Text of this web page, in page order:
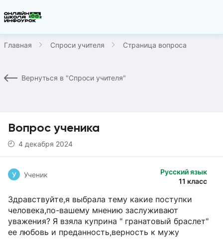
Главная Спроси учителя Страница вопроса
Вернуться в "Спроси учителя"
Вопрос ученика
4 декабря 2024
Русский язык
11 класс
У Ученик
Здравствуйте,я выбрала тему какие поступки
человека,по-вашему мнению заслуживают
уважения? Я взяла куприна " гранатовый браслет"
ее любовь и преданность,верность к мужу